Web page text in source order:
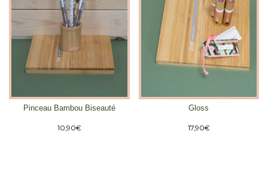
Pinceau Bambou Biseauté
10,90€
Gloss
17,90€